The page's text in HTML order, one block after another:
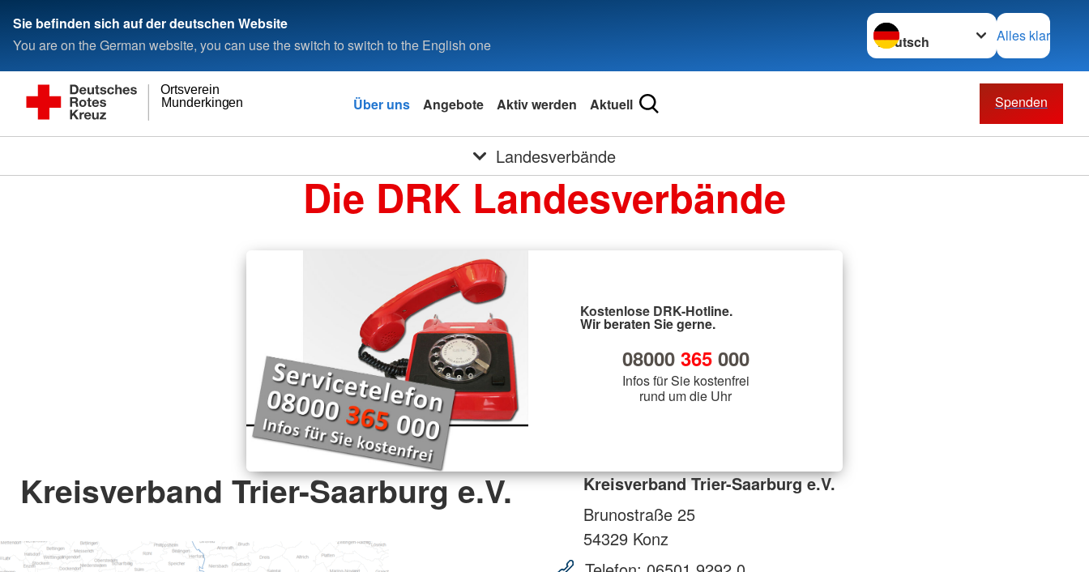
Sie befinden sich auf der deutschen Website
You are on the German website, you can use the switch to switch to the English one
Sprache wechseln zu
Alles klar
Munderkingen
Ortsverein
Über uns Angebote Aktiv werden Aktuell Spenden
Landesverbände
Die DRK Landesverbände
Kostenlose DRK-Hotline.
Wir beraten Sie gerne.
08000 365000
Infos für Sie kostenfrei
rund um die Uhr
Kreisverband Trier-Saarburg e.V.
Kreisverband Trier-Saarburg e.V.
Brunostraße 25
54329 Konz